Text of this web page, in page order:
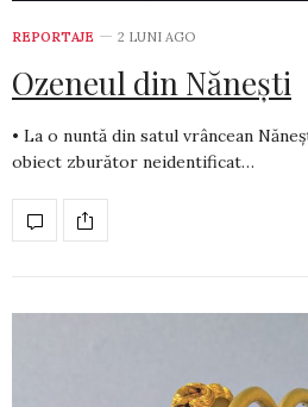
REPORTAJE 2 LUNI AGO
Ozeneul din Nănești
• La o nuntă din satul vrâncean
obiect zburător neidentificat…